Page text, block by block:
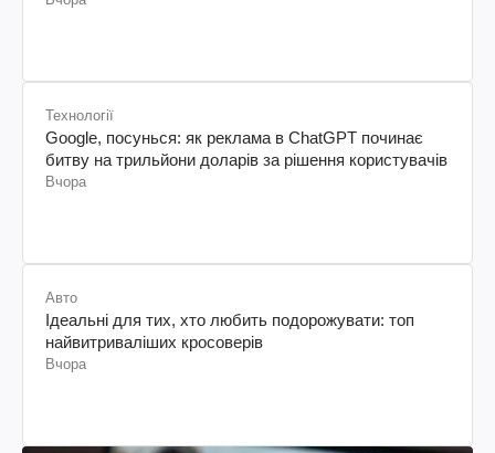
Технології
Google, посунься: як реклама в ChatGPT починає
битву на трильйони доларів за рішення користувачів
Вчора
Авто
Ідеальні для тих, хто любить подорожувати: топ
найвитриваліших кросоверів
Вчора